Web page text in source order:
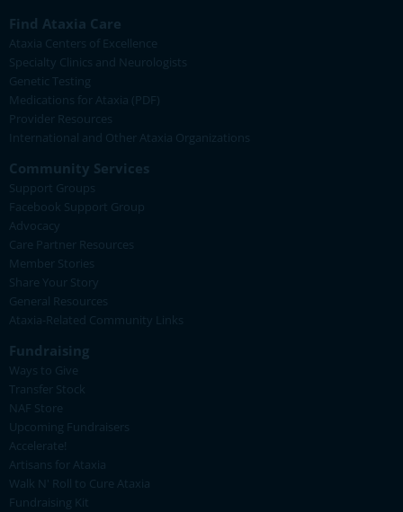
Find Ataxia Care
Ataxia Centers of Excellence
Specialty Clinics and Neurologists
Genetic Testing
Medications for Ataxia (PDF)
Provider Resources
International and Other Ataxia Organizations
Community Services
Support Groups
Facebook Support Group
Advocacy
Care Partner Resources
Member Stories
Share Your Story
General Resources
Ataxia-Related Community Links
Fundraising
Ways to Give
Transfer Stock
NAF Store
Upcoming Fundraisers
Accelerate!
Artisans for Ataxia
Walk N' Roll to Cure Ataxia
Fundraising Kit